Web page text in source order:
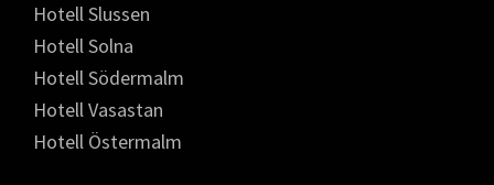
Hotell Slussen
Hotell Solna
Hotell Södermalm
Hotell Vasastan
Hotell Östermalm